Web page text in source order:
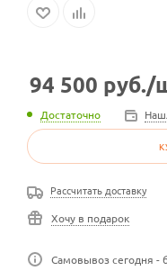
94 500 руб./
Достаточно
Рассчитать доставку
Хочу в подарок
Самовывоз сегодня -